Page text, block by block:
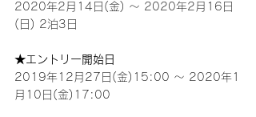
2020年2月14日(金) ～ 2020年2月16日
(日) 2泊3日
★エントリー開始日
2019年12月27日(金)15:00 ～ 2020年1
月10日(金)17:00